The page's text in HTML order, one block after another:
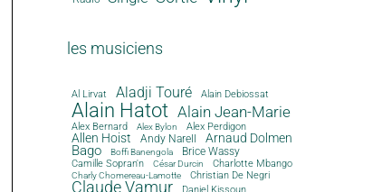
les musiciens
Al Lirvat Aladji Touré Alain Debiossat
Alain Hatot Alain Jean-Marie
Alex Bernard Alex Bylon Alex Perdigon
Allen Hoist Andy Narell Arnaud Dolmen
Bago Boffi Banengola
Brice Wassy
Camille Sopran'n
César Durcin Charlotte Mbango
Charly Chomereau-Lamotte Christian De Negri
Claude Vamur Daniel Kissoun